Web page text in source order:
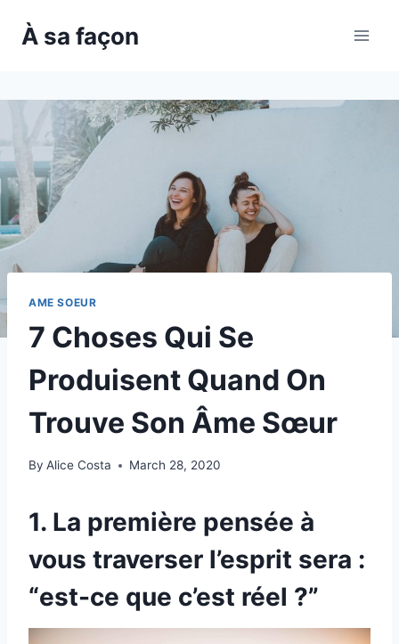
À sa façon
AME SOEUR
7 Choses Qui Se
Produisent Quand On
Trouve Son Âme Sœur
By Alice Costa March 28, 2020
1. La première pensée à
vous traverser l’esprit sera :
“est-ce que c’est réel ?”